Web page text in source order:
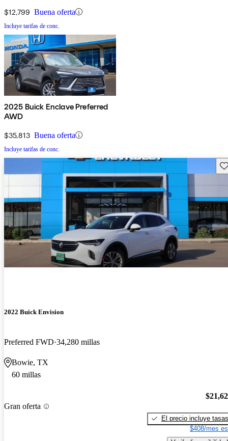
$12,799 Buena oferta
Incluye tarifas de conc.
2025 Buick Enclave Preferred
AWD
$35,813 Buena oferta
Incluye tarifas de conc.
2022 Buick Envision
Preferred FWD 34,280 millas
Bowie, TX
60 millas
Gran oferta
El precio incluye tasas
$408/mes